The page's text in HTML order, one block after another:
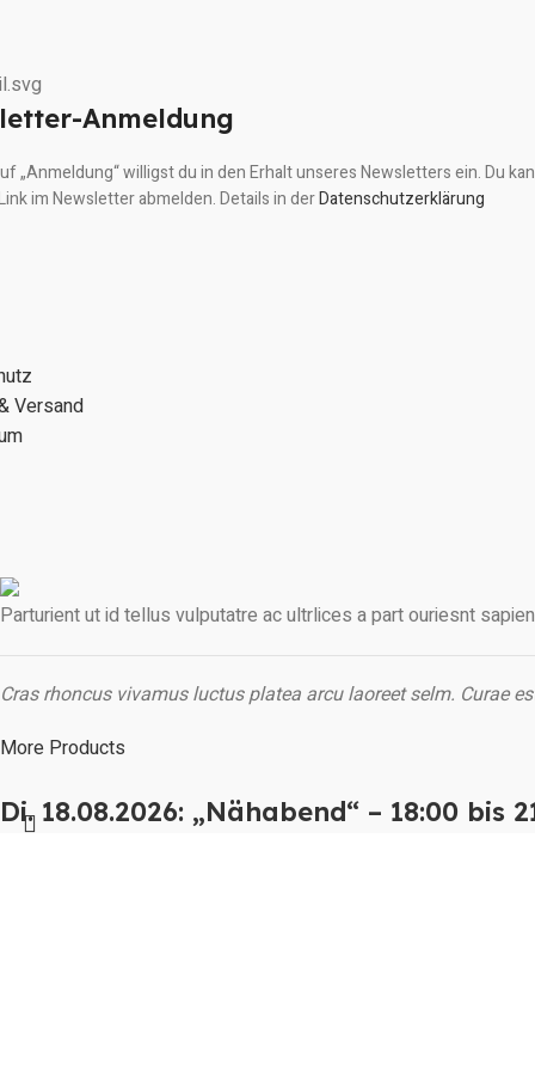
Anmeldung
„Anmeldung“ willigst du in den Erhalt unseres Newsletters ein. Du
im Newsletter abmelden. Details in derDatenschutzerklärung
Versand
Parturient ut id tellus vulputatre ac ultrlices a part ouriesnt
Cras rhoncus vivamus luctus platea arcu laoreet selm. Curae
More Products
Di. 18.08.2026: „Nähabend“ – 18:00 bis